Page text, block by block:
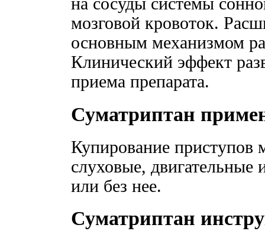
мозговой кровоток.
основным механизмом
Клинический эффект
приема препарата.
Суматриптан
Купирование приступов
слуховые, двигательные
или без нее.
Суматриптан